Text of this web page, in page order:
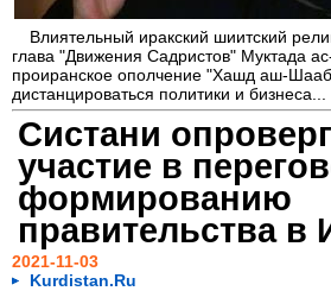
Влиятельный иракский шиитский
глава "Движения Садристов" Муктада
проиранское ополчение "Хашд аш-
дистанцироваться политики и бизнеса...
Систани
участие в
формированию
правительства в
2021-11-03
Kurdistan.Ru